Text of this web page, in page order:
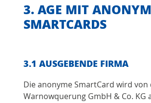
3. AGE MIT
SMARTCARDS
3.1 AUSGEBENDE FIRMA
Die anonyme SmartCard wird von
Warnowquerung GmbH & Co. KG